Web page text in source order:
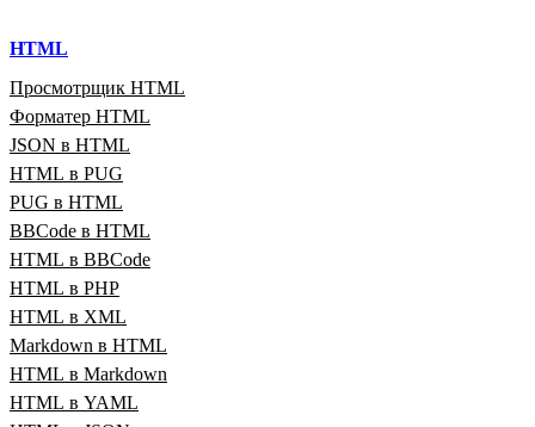
HTML
Просмотрщик HTML
Форматер HTML
JSON в HTML
HTML в PUG
PUG в HTML
BBCode в HTML
HTML в BBCode
HTML в PHP
HTML в XML
Markdown в HTML
HTML в Markdown
HTML в YAML